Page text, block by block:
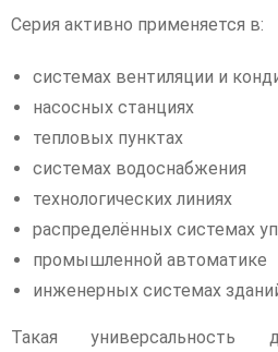
Серия активно применяется в:
системах вентиляции и
насосных станциях
тепловых пунктах
системах водоснабжения
технологических линиях
распределённых системах
промышленной автоматике
инженерных системах
Такая универсальность